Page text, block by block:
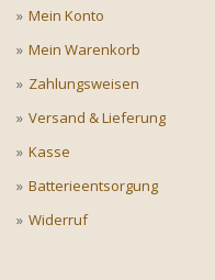
Mein Konto
Mein Warenkorb
Zahlungsweisen
Versand & Lieferung
Kasse
Batterieentsorgung
Widerruf